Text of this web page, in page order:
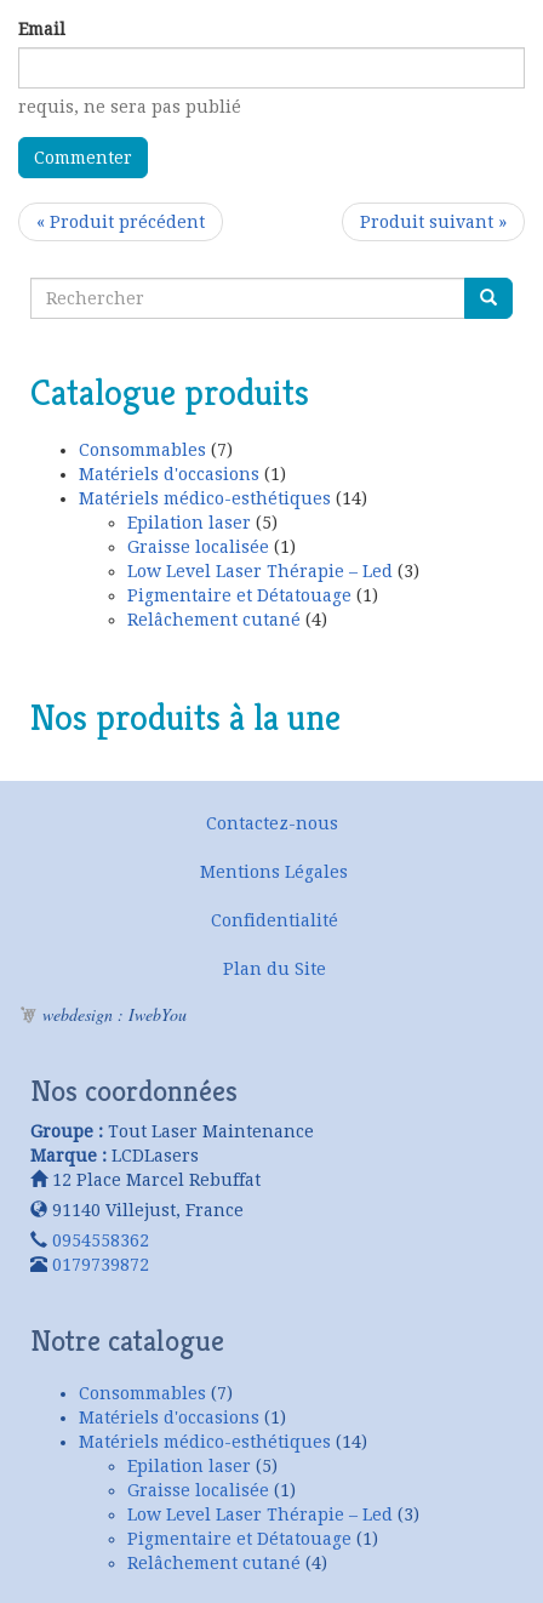
Email
requis, ne sera pas publié
Produit suivant »
« Produit précédent
Catalogue produits
Consommables (7)
Matériels d'occasions (1)
Matériels médico-esthétiques (14)
Epilation laser (5)
Graisse localisée (1)
Low Level Laser Thérapie – Led (3)
Pigmentaire et Détatouage (1)
Relâchement cutané (4)
Nos produits à la une
Contactez-nous
Mentions Légales
Confidentialité
Plan du Site
webdesign : IwebYou
Nos coordonnées
Groupe : Tout Laser Maintenance
Marque : LCDLasers
12 Place Marcel Rebuffat
91140 Villejust, France
0954558362
0179739872
Notre catalogue
Consommables (7)
Matériels d'occasions (1)
Matériels médico-esthétiques (14)
Epilation laser (5)
Graisse localisée (1)
Low Level Laser Thérapie – Led (3)
Pigmentaire et Détatouage (1)
Relâchement cutané (4)